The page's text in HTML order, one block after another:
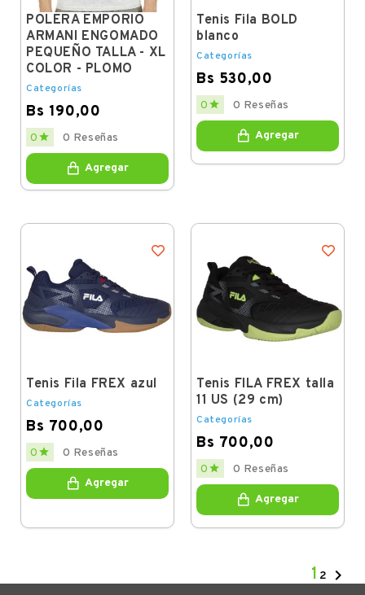
POLERA EMPORIO
ARMANI ENGOMADO
PEQUEÑO TALLA - XL
COLOR - PLOMO
Categorías
Bs 190,00
Price
0  0 Reseñas
Agregar
Tenis Fila BOLD
blanco
Categorías
Bs 530,00
Price
0  0 Reseñas
Agregar
Tenis Fila FREX azul
Categorías
Bs 700,00
Price
0  0 Reseñas
Agregar
Tenis FILA FREX talla
11 US (29 cm)
Categorías
Bs 700,00
Price
0  0 Reseñas
Agregar
1 2 